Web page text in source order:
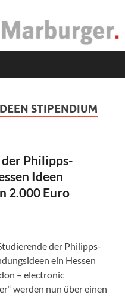
STIPENDIUM
Philipps-
Ideen
2.000 Euro
der Philipps-
ein Hessen
– electronic
werden nun über einen